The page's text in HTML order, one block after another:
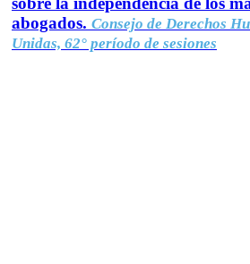
abogados. Consejo de Derechos
Unidas, 62° período de sesiones